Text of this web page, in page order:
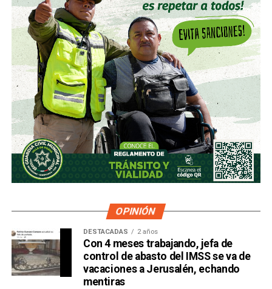
OPINIÓN
DESTACADAS 2 años
Con 4 meses trabajando, jefa de
control de abasto del IMSS se va de
vacaciones a Jerusalén, echando
mentiras